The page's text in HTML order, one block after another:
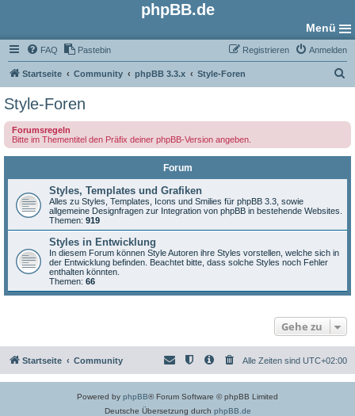
phpBB.de
Menü
FAQ Pastebin Anmelden
Registrieren
Startseite Community phpBB 3.3.x Style-Foren
e
Style-Foren
Forumsregeln
Bitte im Thementitel den Präfix deiner phpBB-Version angeben.
Forum
Styles, Templates und Grafiken
Alles zu Styles, Templates, Icons und Smilies für phpBB 3.3, sowie
allgemeine Designfragen zur Integration von phpBB in bestehende Websites.
Themen: 919
Styles in Entwicklung
In diesem Forum können Style Autoren ihre Styles vorstellen, welche sich in
der Entwicklung befinden. Beachtet bitte, dass solche Styles noch Fehler
enthalten könnten.
Themen: 66
Gehe zu
Startseite Community Alle Zeiten sind UTC+02:00
Powered by phpBB® Forum Software © phpBB Limited
Deutsche Übersetzung durch phpBB.de